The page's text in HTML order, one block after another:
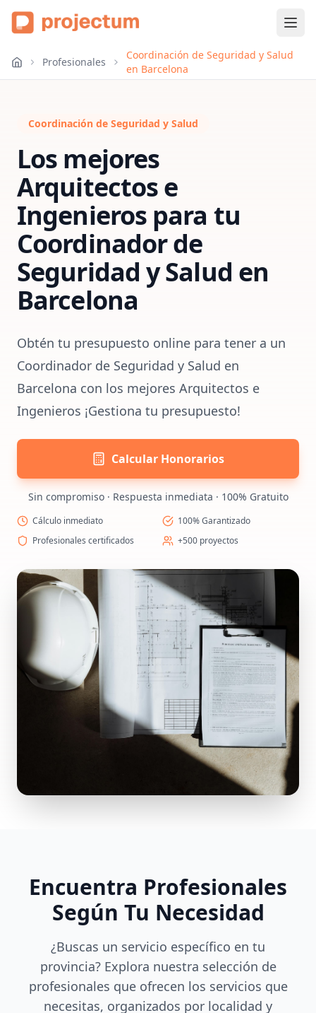
Profesionales
Coordinación de Seguridad y Salud
en Barcelona
Coordinación de Seguridad y Salud
Los mejores
Arquitectos e
Ingenieros para tu
Coordinador de
Seguridad y Salud en
Barcelona
Obtén tu presupuesto online para tener a un
Coordinador de Seguridad y Salud en
Barcelona con los mejores Arquitectos e
Ingenieros ¡Gestiona tu presupuesto!
Calcular Honorarios
Sin compromiso · Respuesta inmediata · 100% Gratuito
Cálculo inmediato
100% Garantizado
Profesionales certificados
+500 proyectos
Encuentra Profesionales
Según Tu Necesidad
¿Buscas un servicio específico en tu
provincia? Explora nuestra selección de
profesionales que ofrecen los servicios que
necesitas, organizados por localidad y